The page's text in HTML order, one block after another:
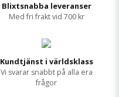
Blixtsnabba leveranser
Med fri frakt vid 700 kr
Kundtjänst i världsklass
Vi svarar snabbt på alla era
frågor